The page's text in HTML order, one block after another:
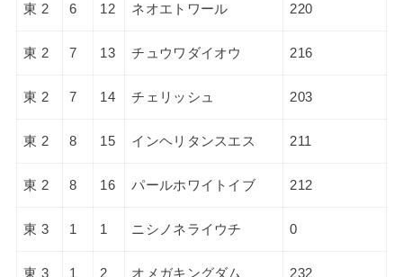
東 2 6 12 ネオエトワール 220
東 2 7 13 チュウワダイオウ 216
東 2 7 14 チェリッシュ 203
東 2 8 15 インヘリタンスエス 211
東 2 8 16 パールホワイトイブ 212
東 3 1 1 ニシノネライウチ 0
東 3 1 2 オメガキングダム 232